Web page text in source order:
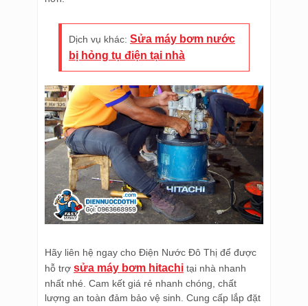
Dịch vụ khác: Sửa máy bơm nước
bị hỏng tụ điện tại nhà
Hãy liên hệ ngay cho Điện Nước Đô Thị để được
hỗ trợ sửa máy bơm hitachi tại nhà nhanh
nhất nhé. Cam kết giá rẻ nhanh chóng, chất
lượng an toàn đảm bảo vệ sinh. Cung cấp lắp đặt